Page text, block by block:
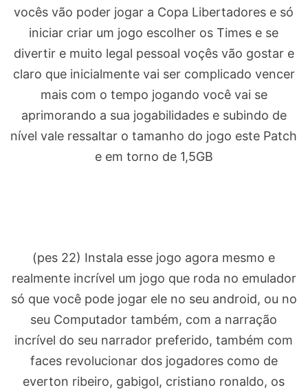
vocês vão poder jogar a Copa Libertadores e só
iniciar criar um jogo escolher os Times e se
divertir e muito legal pessoal voçês vão gostar e
claro que inicialmente vai ser complicado vencer
mais com o tempo jogando você vai se
aprimorando a sua jogabilidades e subindo de
nível vale ressaltar o tamanho do jogo este Patch
e em torno de 1,5GB
(pes 22) Instala esse jogo agora mesmo e
realmente incrível um jogo que roda no emulador
só que você pode jogar ele no seu android, ou no
seu Computador também, com a narração
incrível do seu narrador preferido, também com
faces revolucionar dos jogadores como de
everton ribeiro, gabigol, cristiano ronaldo, os